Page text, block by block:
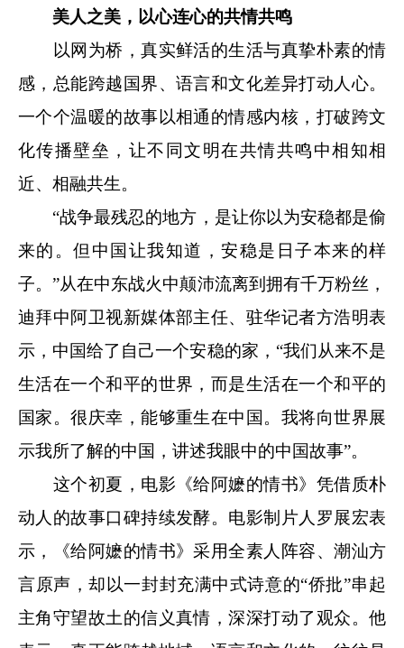
美人之美，以心连心的共情共鸣
以网为桥，真实鲜活的生活与真挚朴素的情
感，总能跨越国界、语言和文化差异打动人心。
一个个温暖的故事以相通的情感内核，打破跨文
化传播壁垒，让不同文明在共情共鸣中相知相
近、相融共生。
“战争最残忍的地方，是让你以为安稳都是偷
来的。但中国让我知道，安稳是日子本来的样
子。”从在中东战火中颠沛流离到拥有千万粉丝，
迪拜中阿卫视新媒体部主任、驻华记者方浩明表
示，中国给了自己一个安稳的家，“我们从来不是
生活在一个和平的世界，而是生活在一个和平的
国家。很庆幸，能够重生在中国。我将向世界展
示我所了解的中国，讲述我眼中的中国故事”。
这个初夏，电影《给阿嬷的情书》凭借质朴
动人的故事口碑持续发酵。电影制片人罗展宏表
示，《给阿嬷的情书》采用全素人阵容、潮汕方
言原声，却以一封封充满中式诗意的“侨批”串起
主角守望故土的信义真情，深深打动了观众。他